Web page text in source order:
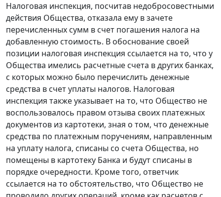
Налоговая инспекция, посчитав недобросовестными
действия Общества, отказала ему в зачете
перечисленных сумм в счет погашения налога на
добавленную стоимость. В обоснование своей
позиции налоговая инспекция ссылается на то, что у
Общества имелись расчетные счета в других банках,
с которых можно было перечислить денежные
средства в счет уплаты налогов. Налоговая
инспекция также указывает на то, что Общество не
воспользовалось правом отзыва своих платежных
документов из картотеки, зная о том, что денежные
средства по платежным поручениям, направленным
на уплату налога, списаны со счета Общества, но
помещены в картотеку Банка и будут списаны в
порядке очередности. Кроме того, ответчик
ссылается на то обстоятельство, что Общество не